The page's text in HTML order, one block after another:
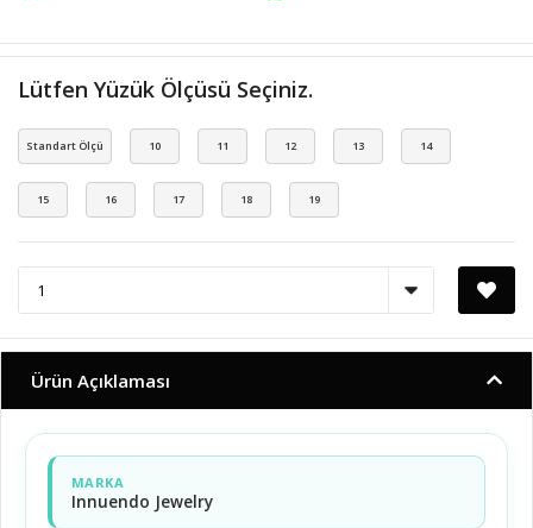
Lütfen Yüzük Ölçüsü Seçiniz.
Standart Ölçü 10 11 12 13 14
15 16 17 18 19
Ürün Açıklaması
MARKA
Innuendo Jewelry